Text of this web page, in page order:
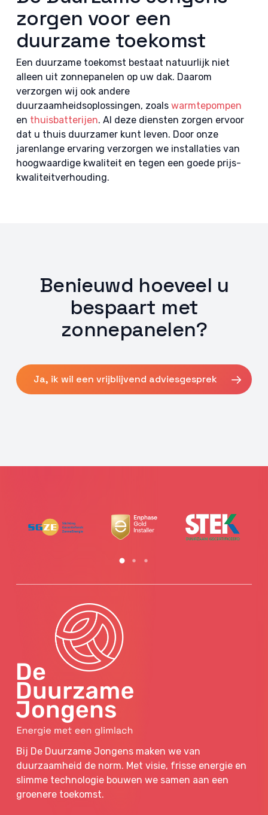
zorgen voor een
duurzame toekomst
Een duurzame toekomst bestaat natuurlijk niet
alleen uit zonnepanelen op uw dak. Daarom
verzorgen wij ook andere
duurzaamheidsoplossingen, zoals warmtepompen
en thuisbatterijen. Al deze diensten zorgen ervoor
dat u thuis duurzamer kunt leven. Door onze
jarenlange ervaring verzorgen we installaties van
hoogwaardige kwaliteit en tegen een goede prijs-
kwaliteitverhouding.
Benieuwd hoeveel u
bespaart met
zonnepanelen?
Ja, ik wil een vrijblijvend adviesgesprek
Bij De Duurzame Jongens maken we van
duurzaamheid de norm. Met visie, frisse energie en
slimme technologie bouwen we samen aan een
groenere toekomst.